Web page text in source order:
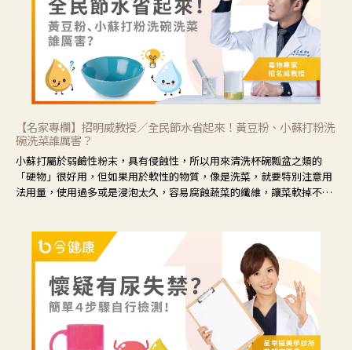
【名家專欄】招明威教授／全民節水省起來！黃豆粉、小蘇打粉洗
碗洗菜誰厲害？
小蘇打屬於弱鹼性粉末，具有侵蝕性，所以用來清洗杯碗瓢盆之類的
「硬物」很好用，但如果用於軟性的物質，像是洗菜，就要特別注意用
法用量，使用過多或是浸泡太久，容易腐蝕蔬菜的纖維，讓菜軟掉不清